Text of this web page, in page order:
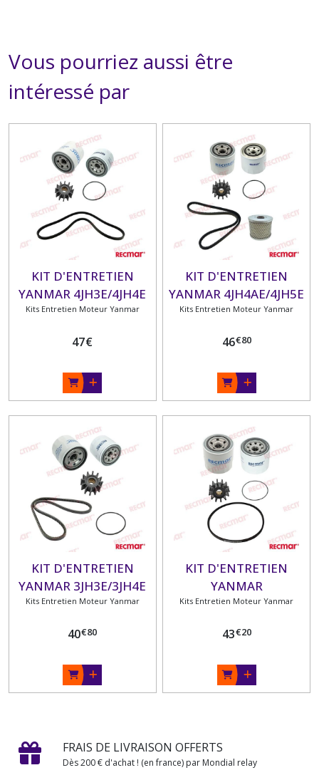
Vous pourriez aussi être
intéressé par
KIT D'ENTRETIEN
YANMAR 4JH3E/4JH4E
Kits Entretien Moteur Yanmar
47€
KIT D'ENTRETIEN
YANMAR 4JH4AE/4JH5E
Kits Entretien Moteur Yanmar
46€80
KIT D'ENTRETIEN
YANMAR 3JH3E/3JH4E
Kits Entretien Moteur Yanmar
40€80
KIT D'ENTRETIEN
YANMAR
4JH/4JHE/4JH(2)-
Kits Entretien Moteur Yanmar
43€20
FRAIS DE LIVRAISON OFFERTS
Dès 200 € d'achat ! (en france) par Mondial relay